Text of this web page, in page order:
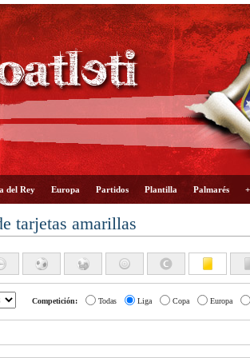
del Rey Europa Partidos Plantilla Palmarés
tarjetas amarillas
Competición: Todas Liga Copa Europa